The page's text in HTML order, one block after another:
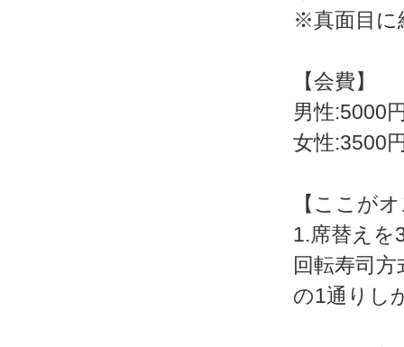
※真面目に
【会費】
男性:5000
女性:3500
【ここが
1.席替えを
回転寿司
の1通りし